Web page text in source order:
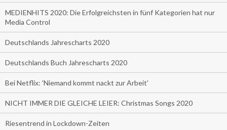
MEDIENHITS 2020: Die Erfolgreichsten in fünf Kategorien hat nur
Media Control
Deutschlands Jahrescharts 2020
Deutschlands Buch Jahrescharts 2020
Bei Netflix: 'Niemand kommt nackt zur Arbeit'
NICHT IMMER DIE GLEICHE LEIER: Christmas Songs 2020
Riesentrend in Lockdown-Zeiten